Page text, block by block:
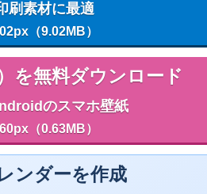
刷素材に最適
（9.02MB）
を無料ダウンロード
のスマホ壁紙
（0.63MB）
ンダーを作成